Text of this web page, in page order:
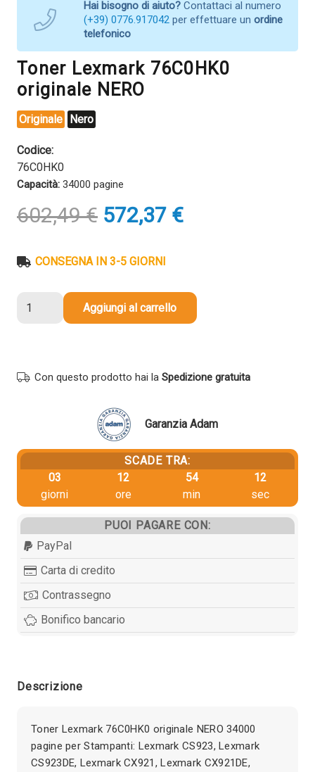
Hai bisogno di aiuto? Contattaci al numero
(+39) 0776.917042 per effettuare un ordine
telefonico
Toner Lexmark 76C0HK0
originale NERO
Originale Nero
Codice:
76C0HK0
Capacità: 34000 pagine
602,49€ Il
prezzo
era:
572,37 €Il
prezzo
CONSEGNA IN 3-5 GIORNI
quantità
Aggiungi al carrello
Con questo prodotto hai la Spedizione gratuita
Garanzia Adam
SCADE TRA:
03
giorni
12
ore
54
min
11
sec
PUOI PAGARE CON:
PayPal
Carta di credito
Contrassegno
Bonifico bancario
Descrizione
Toner Lexmark 76C0HK0 originale NERO 34000
pagine per Stampanti: Lexmark CS923, Lexmark
CS923DE, Lexmark CX921, Lexmark CX921DE,